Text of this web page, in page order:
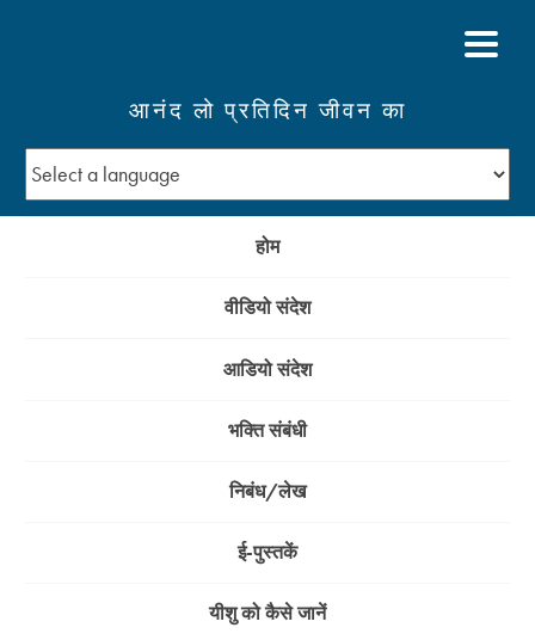
आनंद लो प्रतिदिन जीवन का
होम
वीडियो संदेश
आडियो संदेश
भक्ति संबंधी
निबंध/लेख
ई-पुस्तकें
यीशु को कैसे जानें